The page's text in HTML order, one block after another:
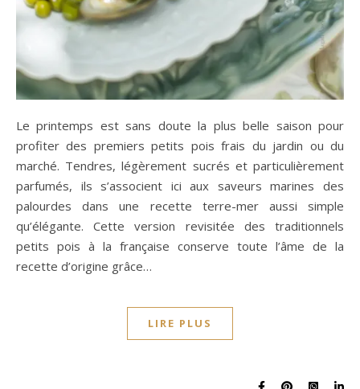
Le printemps est sans doute la plus belle saison pour
profiter des premiers petits pois frais du jardin ou du
marché. Tendres, légèrement sucrés et particulièrement
parfumés, ils s’associent ici aux saveurs marines des
palourdes dans une recette terre-mer aussi simple
qu’élégante. Cette version revisitée des traditionnels
petits pois à la française conserve toute l’âme de la
recette d’origine grâce…
LIRE PLUS